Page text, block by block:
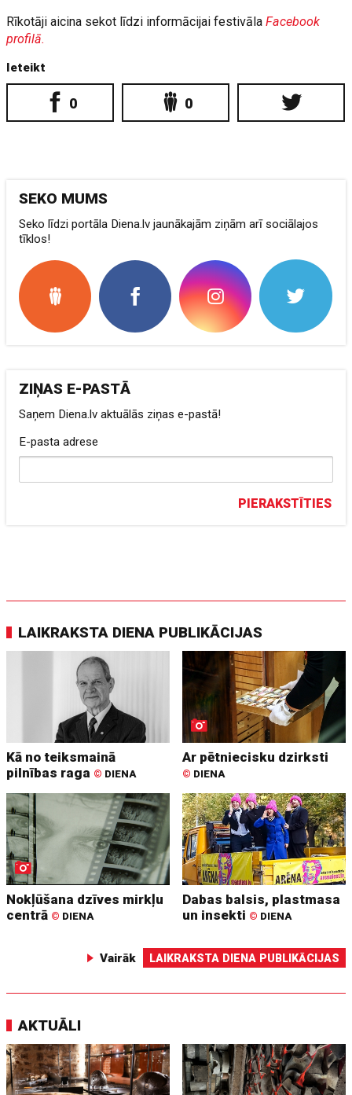
Rīkotāji aicina sekot līdzi informācijai festivālaFacebook
profilā.
Ieteikt
0 0
SEKO MUMS
Seko līdzi portāla Diena.lv jaunākajām ziņām arī sociālajos
tīklos!
ZIŅAS E-PASTĀ
Saņem Diena.lv aktuālās ziņas e-pastā!
E-pasta adrese
PIERAKSTĪTIES
LAIKRAKSTA DIENA PUBLIKĀCIJAS
Kā no teiksmainā
pilnības raga © DIENA
Ar pētniecisku dzirksti
© DIENA
Nokļūšana dzīves mirkļu
centrā © DIENA
Dabas balsis, plastmasa
un insekti © DIENA
Vairāk LAIKRAKSTA DIENA PUBLIKĀCIJAS
AKTUĀLI